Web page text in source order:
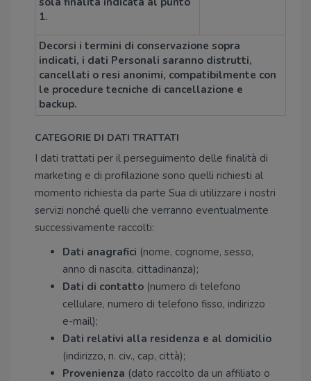
1.
Decorsi i termini di conservazione sopra
indicati, i dati Personali saranno distrutti,
cancellati o resi anonimi, compatibilmente con
le procedure tecniche di cancellazione e
backup.
CATEGORIE DI DATI TRATTATI
I dati trattati per il perseguimento delle finalità di
marketing e di profilazione sono quelli richiesti al
momento richiesta da parte Sua di utilizzare i nostri
servizi nonché quelli che verranno eventualmente
successivamente raccolti:
Dati anagrafici (nome, cognome, sesso,
anno di nascita, cittadinanza);
Dati di contatto (numero di telefono
cellulare, numero di telefono fisso, indirizzo
e-mail);
Dati relativi alla residenza e al domicilio
(indirizzo, n. civ., cap, città);
Provenienza (dato raccolto da un affiliato o